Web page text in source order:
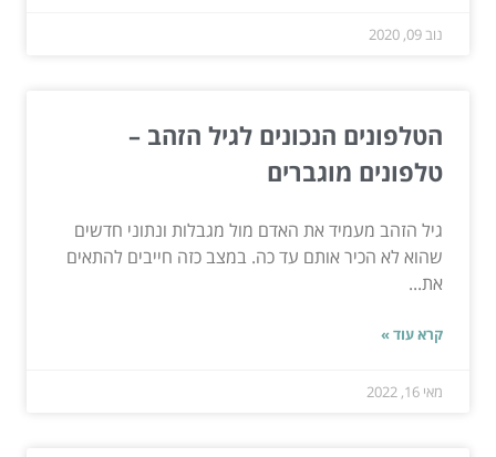
נוב 09, 2020
הטלפונים הנכונים לגיל הזהב –
טלפונים מוגברים
גיל הזהב מעמיד את האדם מול מגבלות ונתוני חדשים
שהוא לא הכיר אותם עד כה. במצב כזה חייבים להתאים
את...
קרא עוד »
מאי 16, 2022